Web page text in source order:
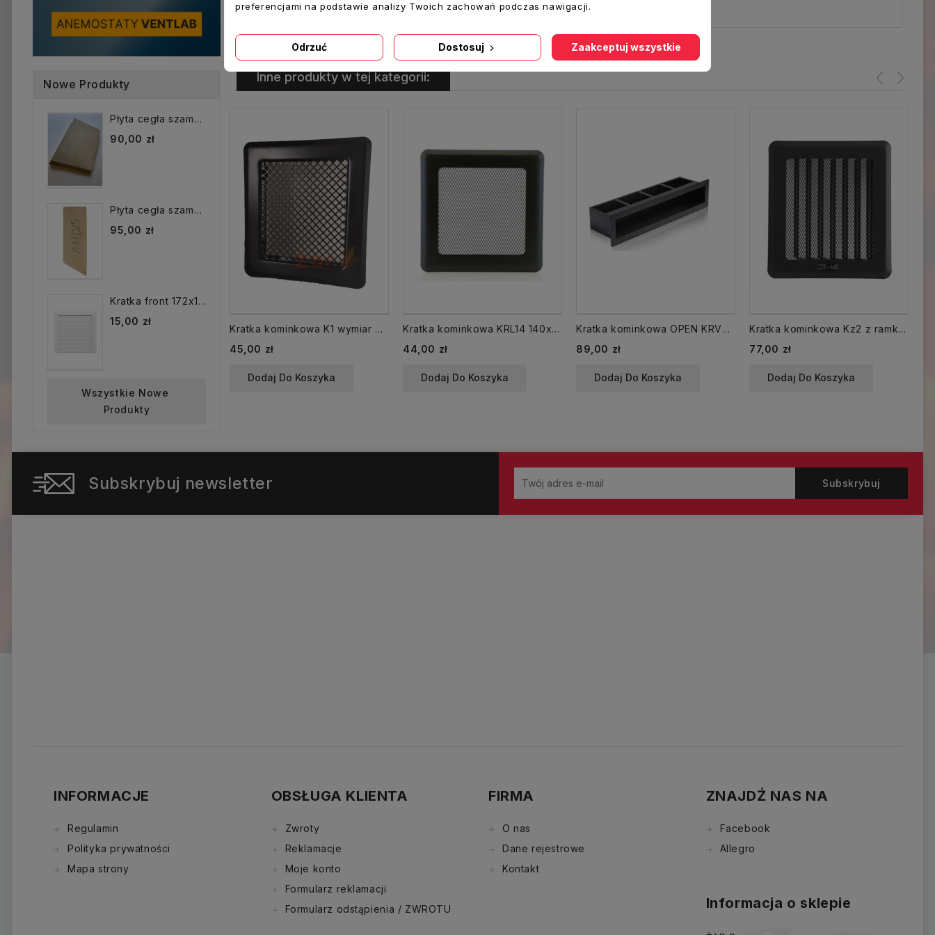
Nowe Produkty
Płyta cegła szamotowa...
90,00 zł
Płyta cegła szamotowa...
95,00 zł
Kratka front 172x172 mm...
15,00 zł
Wszystkie Nowe
Produkty
Inne produkty w tej kategorii:
Kratka kominkowa K1 wymiar wew. 165x105 mm z ramką czarny
Cena
45,00 zł
Dodaj Do Koszyka
Kratka kominkowa KRL14 140x140 mm Light z ramką czarny
Cena
44,00 zł
Dodaj Do Koszyka
Kratka kominkowa OPEN KRVO 450x70 mm tunel luft czarna
Cena
89,00 zł
Dodaj Do Koszyka
Kratka kominkowa Kz2 z ramką z żaluzją czarna
Cena
77,00 zł
Dodaj Do Koszyka
Subskrybuj newsletter
INFORMACJE
Regulamin
Polityka prywatności
Mapa strony
OBSŁUGA KLIENTA
Zwroty
Reklamacje
Moje konto
Formularz reklamacji
Formularz odstąpienia / ZWROTU
FIRMA
O nas
Dane rejestrowe
Kontakt
ZNAJDŹ NAS NA
Facebook
Allegro
Informacja o sklepie
preferencjami na podstawie analizy Twoich zachowań podczas nawigacji.
Odrzuć Dostosuj Zaakceptuj wszystkie